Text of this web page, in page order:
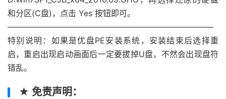
和分区(C盘)，点击 Yes 按钮即可。
—————————————————————————–
特别说明：如果是优盘PE安装系统，安装结束后选择重
启，重启出现启动画面后一定要拔掉U盘，不然会出现盘符
错乱。
★ 免责声明：